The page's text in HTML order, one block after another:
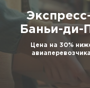
Баньи-ди-
Цена на 30%